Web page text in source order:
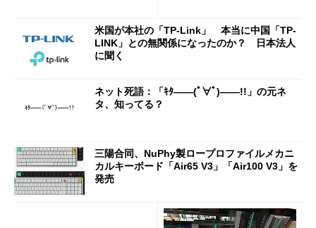
米国が本社の「TP-Link」 本当に中国「TP-
LINK」との無関係になったのか？ 日本法人
に聞く
ネット死語：「ｷﾀ――(ﾟ∀ﾟ)――!!」の元ネ
タ、知ってる？
三陽合同、NuPhy製ロープロファイルメカニ
カルキーボード「Air65 V3」「Air100 V3」を
発売